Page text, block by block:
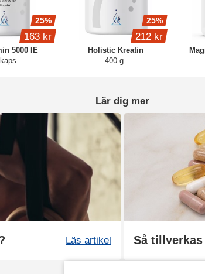
5000 IE
25%
163 kr
Holistic Kreatin
400 g
25%
212 kr
Lär dig mer
Läs artikel Så